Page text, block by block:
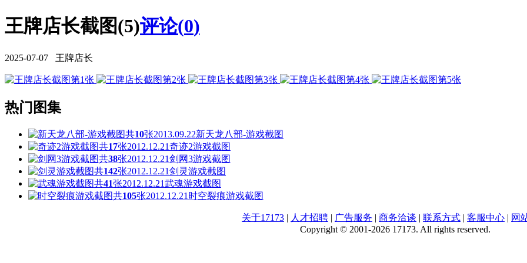
王牌店长截图(5)评论(0)
2025-07-07 王牌店长
热门图集
共10张2013.09.22新天龙八部-游戏截图
共17张2012.12.21奇迹2游戏截图
共38张2012.12.21剑网3游戏截图
共142张2012.12.21剑灵游戏截图
共41张2012.12.21武魂游戏截图
共105张2012.12.21 时空裂痕游戏截图
关于17173 | 人才招聘 | 广告服务 | 商务洽谈 | 联系方式 | 客服中心 | 网
Copyright © 2001-2026 17173. All rights reserved.